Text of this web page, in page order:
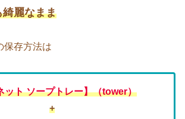
麗なまま
保存方法は
ット ソープトレー】（tower）
+